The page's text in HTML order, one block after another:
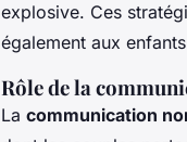
explosive. Ces
également aux
Rôle de la
La communication